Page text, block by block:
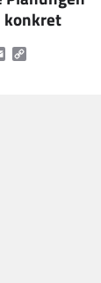
konkret
EmailCopy
Link